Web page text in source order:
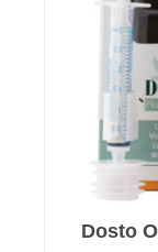
Dosto